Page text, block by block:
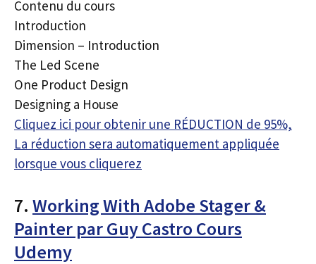
Contenu du cours
Introduction
Dimension – Introduction
The Led Scene
One Product Design
Designing a House
Cliquez ici pour obtenir une RÉDUCTION de 95%,
La réduction sera automatiquement appliquée
lorsque vous cliquerez
7. Working With Adobe Stager &
Painter par Guy Castro Cours
Udemy